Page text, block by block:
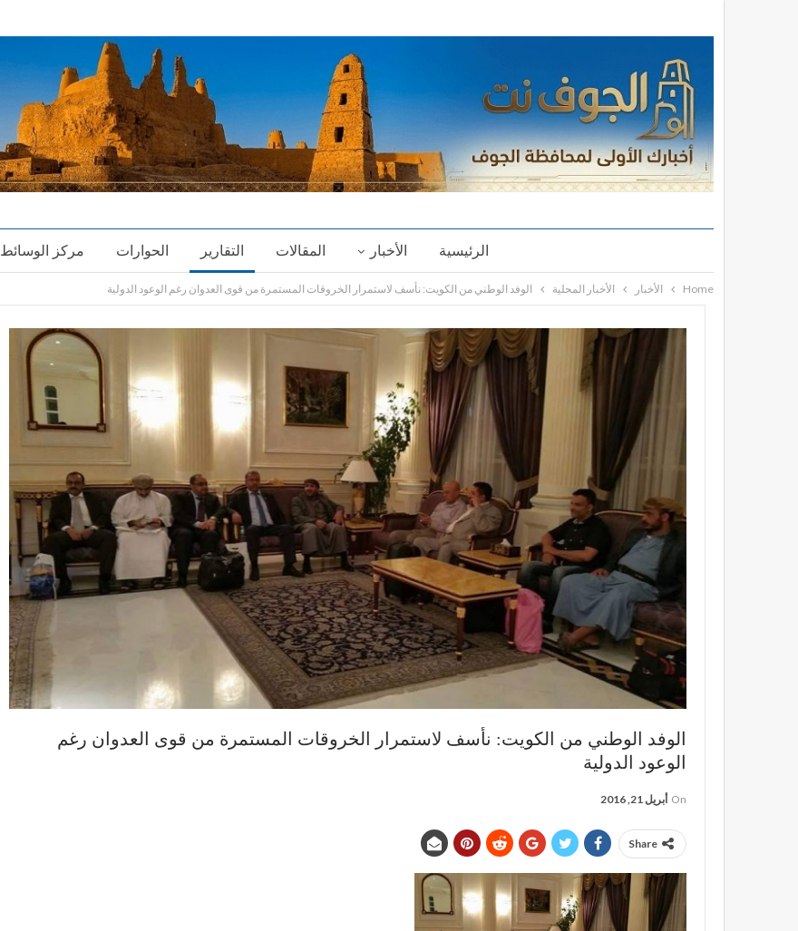
الرئيسية الأخبار المقالات التقارير الحوارات مركز الوسائط
Home الأخبار الأخبار المحلية الوفد الوطني من الكويت: نأسف لاستمرار الخروقات المستمرة من قوى العدوان رغم الوعود الدولية
الوفد الوطني من الكويت: نأسف لاستمرار الخروقات المستمرة من قوى العدوان رغم
الوعود الدولية
On أبريل 21, 2016
Share